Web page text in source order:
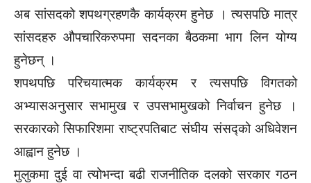
अब सांसदको शपथग्रहणकै कार्यक्रम हुनेछ । त्यसपछि मात्र
सांसदहरु औपचारिकरुपमा सदनका बैठकमा भाग लिन योग्य
हुनेछन् ।
शपथपछि परिचयात्मक कार्यक्रम र त्यसपछि विगतको
अभ्यासअनुसार सभामुख र उपसभामुखको निर्वाचन हुनेछ ।
सरकारको सिफारिशमा राष्ट्रपतिबाट संघीय संसद्को अधिवेशन
आह्वान हुनेछ ।
मुलुकमा दुई वा त्योभन्दा बढी राजनीतिक दलको सरकार गठन